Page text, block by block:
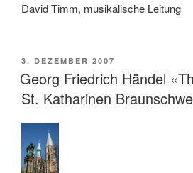
David Timm, musikalische Leitung
VERÖFFENTLICHT
AM
3. DEZEMBER 2007
Georg Friedrich Händel
St. Katharinen